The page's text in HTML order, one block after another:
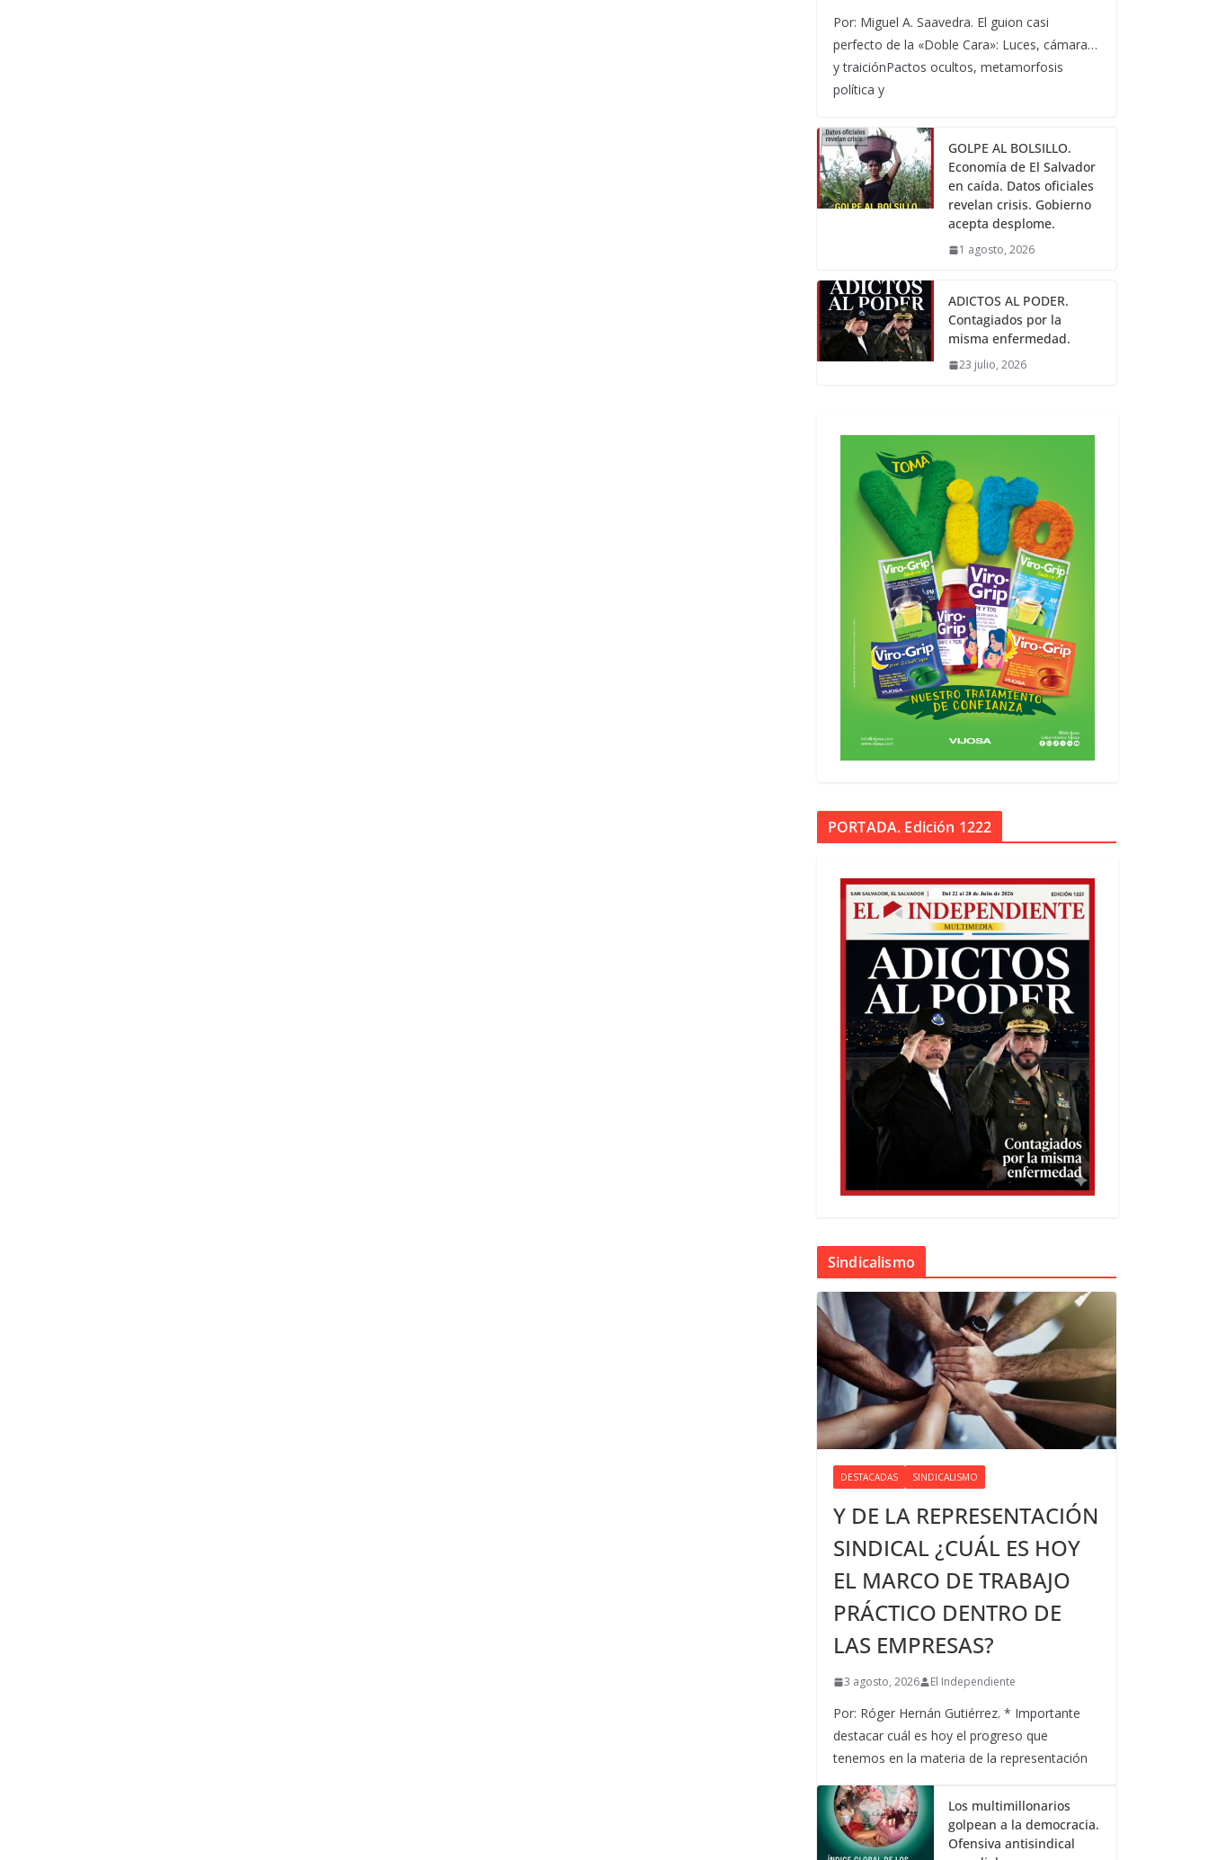
Por: Miguel A. Saavedra. El guion casi
perfecto de la «Doble Cara»: Luces, cámara…
y traiciónPactos ocultos, metamorfosis
política y
GOLPE AL BOLSILLO.
Economía de El Salvador
en caída. Datos oficiales
revelan crisis. Gobierno
acepta desplome.
1 agosto, 2026
ADICTOS AL PODER.
Contagiados por la
misma enfermedad.
23 julio, 2026
PORTADA. Edición 1222
Sindicalismo
DESTACADAS SINDICALISMO
Y DE LA REPRESENTACIÓN
SINDICAL ¿CUÁL ES HOY
EL MARCO DE TRABAJO
PRÁCTICO DENTRO DE
LAS EMPRESAS?
3 agosto, 2026 El Independiente
Por: Róger Hernán Gutiérrez. * Importante
destacar cuál es hoy el progreso que
tenemos en la materia de la representación
Los multimillonarios
golpean a la democracia.
Ofensiva antisindical